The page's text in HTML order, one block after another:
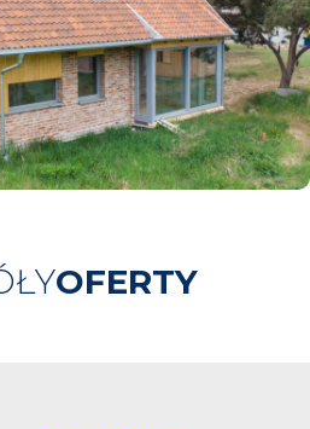
OFERTY